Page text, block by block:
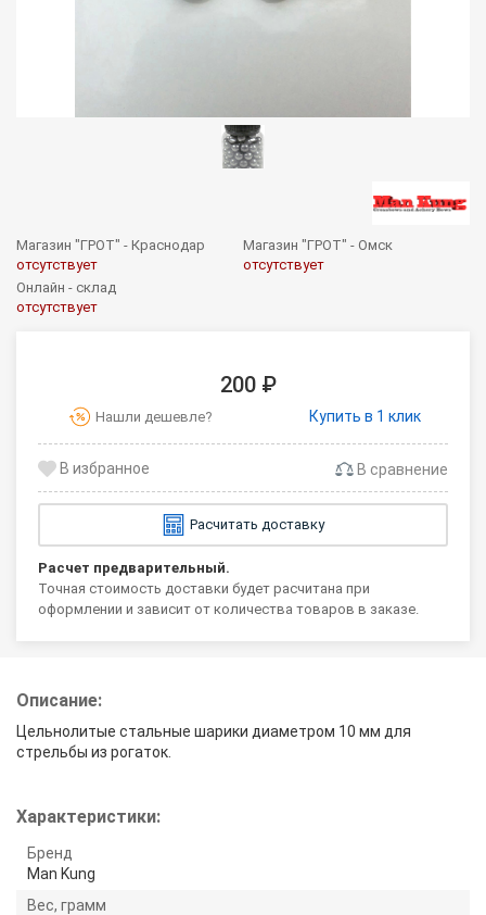
Магазин "ГРОТ" - Краснодар
отсутствует
Магазин "ГРОТ" - Омск
отсутствует
Онлайн - склад
отсутствует
200 ₽
Нашли дешевле? Купить в 1 клик
В сравнение
Расчитать доставку
Расчет предварительный.
Точная стоимость доставки будет расчитана при
оформлении и зависит от количества товаров в заказе.
Описание:
Цельнолитые стальные шарики диаметром 10 мм для
стрельбы из рогаток.
Характеристики:
Бренд
Man Kung
Вес, грамм